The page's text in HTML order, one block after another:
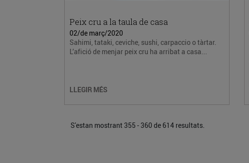
Peix cru a la taula de casa
02/de març/2020
Sahimi, tataki, ceviche, sushi, carpaccio o tàrtar.
L’afició de menjar peix cru ha arribat a casa...
LLEGIR MÉS
S'estan mostrant 355 - 360 de 614 resultats.